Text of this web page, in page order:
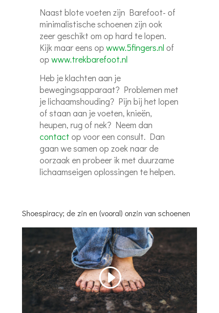
Naast blote voeten zijn Barefoot- of
minimalistische schoenen zijn ook
zeer geschikt om op hard te lopen.
Kijk maar eens op www.5fingers.nl of
op www.trekbarefoot.nl
Heb je klachten aan je
bewegingsapparaat? Problemen met
je lichaamshouding? Pijn bij het lopen
of staan aan je voeten, knieën,
heupen, rug of nek? Neem dan
contact op voor een consult. Dan
gaan we samen op zoek naar de
oorzaak en probeer ik met duurzame
lichaamseigen oplossingen te helpen.
Shoespiracy; de zin en (vooral) onzin van schoenen